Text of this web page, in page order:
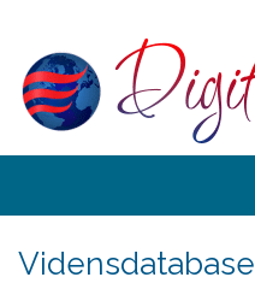
Vidensdatabase